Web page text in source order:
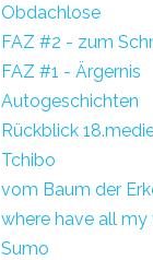
Obdachlose
FAZ #2 - zum
FAZ #1 - Ärgernis
Autogeschichten
Rückblick
Tchibo
vom Baum der
where have all
Sumo